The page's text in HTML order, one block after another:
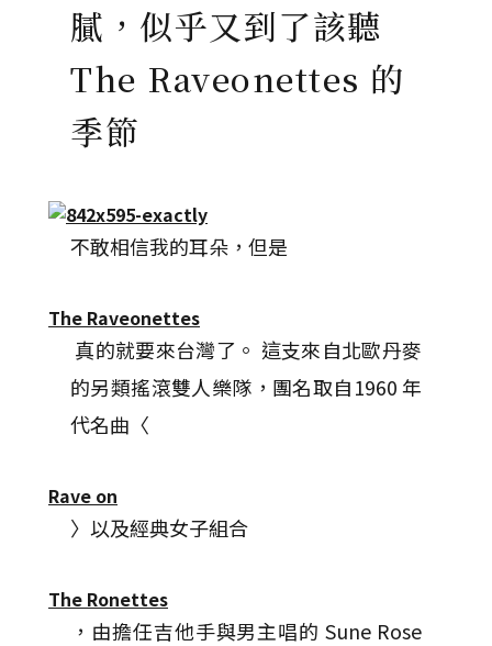
膩，似乎又到了該聽
The Raveonettes 的
季節
不敢相信我的耳朵，但是
The Raveonettes
真的就要來台灣了。 這支來自北歐丹麥
的另類搖滾雙人樂隊，團名取自1960 年
代名曲〈
Rave on
〉以及經典女子組合
The Ronettes
，由擔任吉他手與男主唱的 Sune Rose